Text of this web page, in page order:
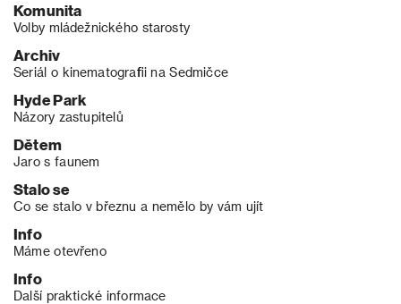
Komunita
Volby mládežnického starosty
Archiv
Seriál o kinematografii na Sedmičce
Hyde Park
Názory zastupitelů
Dětem
Jaro s faunem
Stalo se
Co se stalo v březnu a nemělo by vám ujít
Info
Máme otevřeno
Info
Další praktické informace